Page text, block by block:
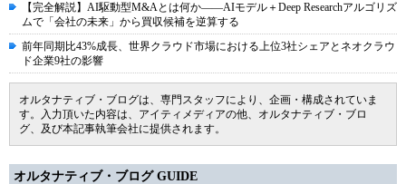
【完全解説】AI駆動型M&Aとは何か――AIモデル＋Deep Researchアルゴリズ
ムで「会社の未来」から買収候補を逆算する
前年同期比43%成長、世界クラウド市場における上位3社シェアとネオクラウ
ド企業9社の影響
オルタナティブ・ブログは、専門スタッフにより、企画・構成されていま
す。入力頂いた内容は、アイティメディアの他、オルタナティブ・ブロ
グ、及び本記事執筆会社に提供されます。
オルタナティブ・ブログ GUIDE